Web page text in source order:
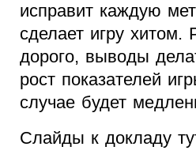
исправит каждую
сделает игру хитом.
дорого, выводы
рост показателей
случае будет
Слайды к докладу